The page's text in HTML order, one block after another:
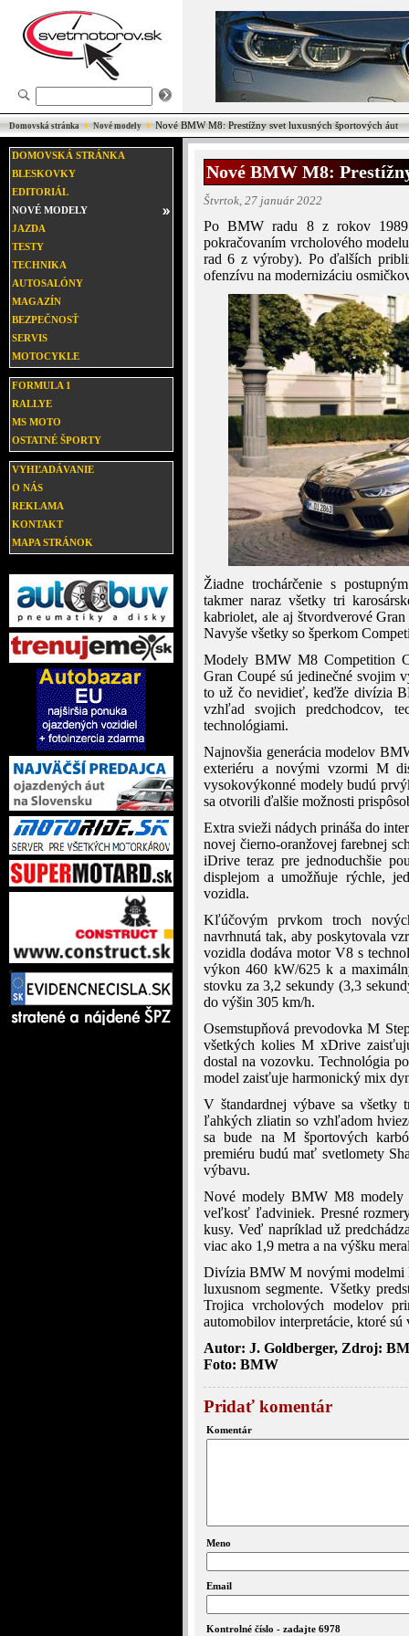
Domovská stránka Nové modely Nové BMW M8: Prestížny svet luxusných športových áut
DOMOVSKÁ STRÁNKA
BLESKOVKY
EDITORIÁL
NOVÉ MODELY
JAZDA
TESTY
TECHNIKA
AUTOSALÓNY
MAGAZÍN
BEZPEČNOSŤ
SERVIS
MOTOCYKLE
FORMULA 1
RALLYE
MS MOTO
OSTATNÉ ŠPORTY
VYHĽADÁVANIE
O NÁS
REKLAMA
KONTAKT
MAPA STRÁNOK
Nové BMW M8:
Štvrtok, 27 január 2022
Po BMW radu 8 z rokov
pokračovaním vrcholového
rad 6 z výroby). Po ďalších
ofenzívu na modernizáciu
Žiadne trochárčenie s
takmer naraz všetky tri
kabriolet, ale aj štvordverové
Navyše všetky so šperkom
Modely BMW M8 Competition
Gran Coupé sú jedinečné svojim
to už čo nevidieť, keďže divízia
vzhľad svojich predchodcov,
technológiami.
Najnovšia generácia modelov
exteriéru a novými vzormi M
vysokovýkonné modely budú
sa otvorili ďalšie možnosti
Extra svieži nádych prináša do
novej čierno-oranžovej farebnej
iDrive teraz pre jednoduchšie
displejom a umožňuje rýchle,
vozidla.
Kľúčovým prvkom troch
navrhnutá tak, aby poskytovala
vozidla dodáva motor V8 s
výkon 460 kW/625 k a
stovku za 3,2 sekundy (3,3
do výšin 305 km/h.
Osemstupňová prevodovka M
všetkých kolies M xDrive
dostal na vozovku. Technológia
model zaisťuje harmonický mix
V štandardnej výbave sa
ľahkých zliatin so vzhľadom
sa bude na M športových
premiéru budú mať svetlomety
výbavu.
Nové modely BMW M8 modely
veľkosť ľadviniek. Presné
kusy. Veď napríklad už
viac ako 1,9 metra a na výšku
Divízia BMW M novými modelmi
luxusnom segmente. Všetky
Trojica vrcholových modelov
automobilov interpretácie, ktoré
Autor: J. Goldberger, Zdroj:
Foto: BMW
Pridať komentár
Komentár
Meno
Email
Kontrolné číslo - zadajte 6978